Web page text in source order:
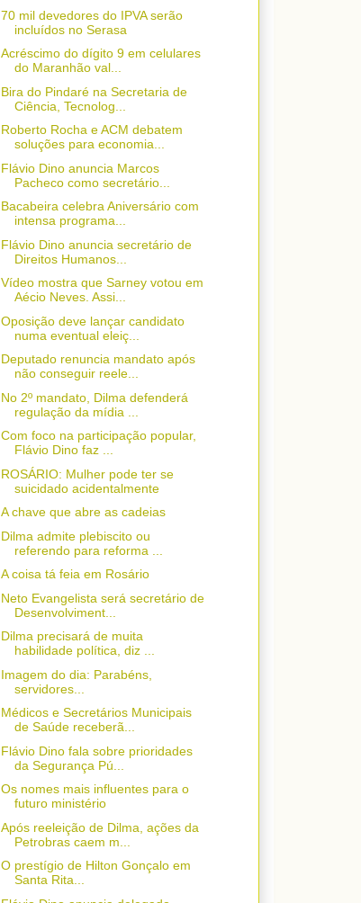
70 mil devedores do IPVA serão
incluídos no Serasa
Acréscimo do dígito 9 em celulares
do Maranhão val...
Bira do Pindaré na Secretaria de
Ciência, Tecnolog...
Roberto Rocha e ACM debatem
soluções para economia...
Flávio Dino anuncia Marcos
Pacheco como secretário...
Bacabeira celebra Aniversário com
intensa programa...
Flávio Dino anuncia secretário de
Direitos Humanos...
Vídeo mostra que Sarney votou em
Aécio Neves. Assi...
Oposição deve lançar candidato
numa eventual eleiç...
Deputado renuncia mandato após
não conseguir reele...
No 2º mandato, Dilma defenderá
regulação da mídia ...
Com foco na participação popular,
Flávio Dino faz ...
ROSÁRIO: Mulher pode ter se
suicidado acidentalmente
A chave que abre as cadeias
Dilma admite plebiscito ou
referendo para reforma ...
A coisa tá feia em Rosário
Neto Evangelista será secretário de
Desenvolviment...
Dilma precisará de muita
habilidade política, diz ...
Imagem do dia: Parabéns,
servidores...
Médicos e Secretários Municipais
de Saúde receberã...
Flávio Dino fala sobre prioridades
da Segurança Pú...
Os nomes mais influentes para o
futuro ministério
Após reeleição de Dilma, ações da
Petrobras caem m...
O prestígio de Hilton Gonçalo em
Santa Rita...